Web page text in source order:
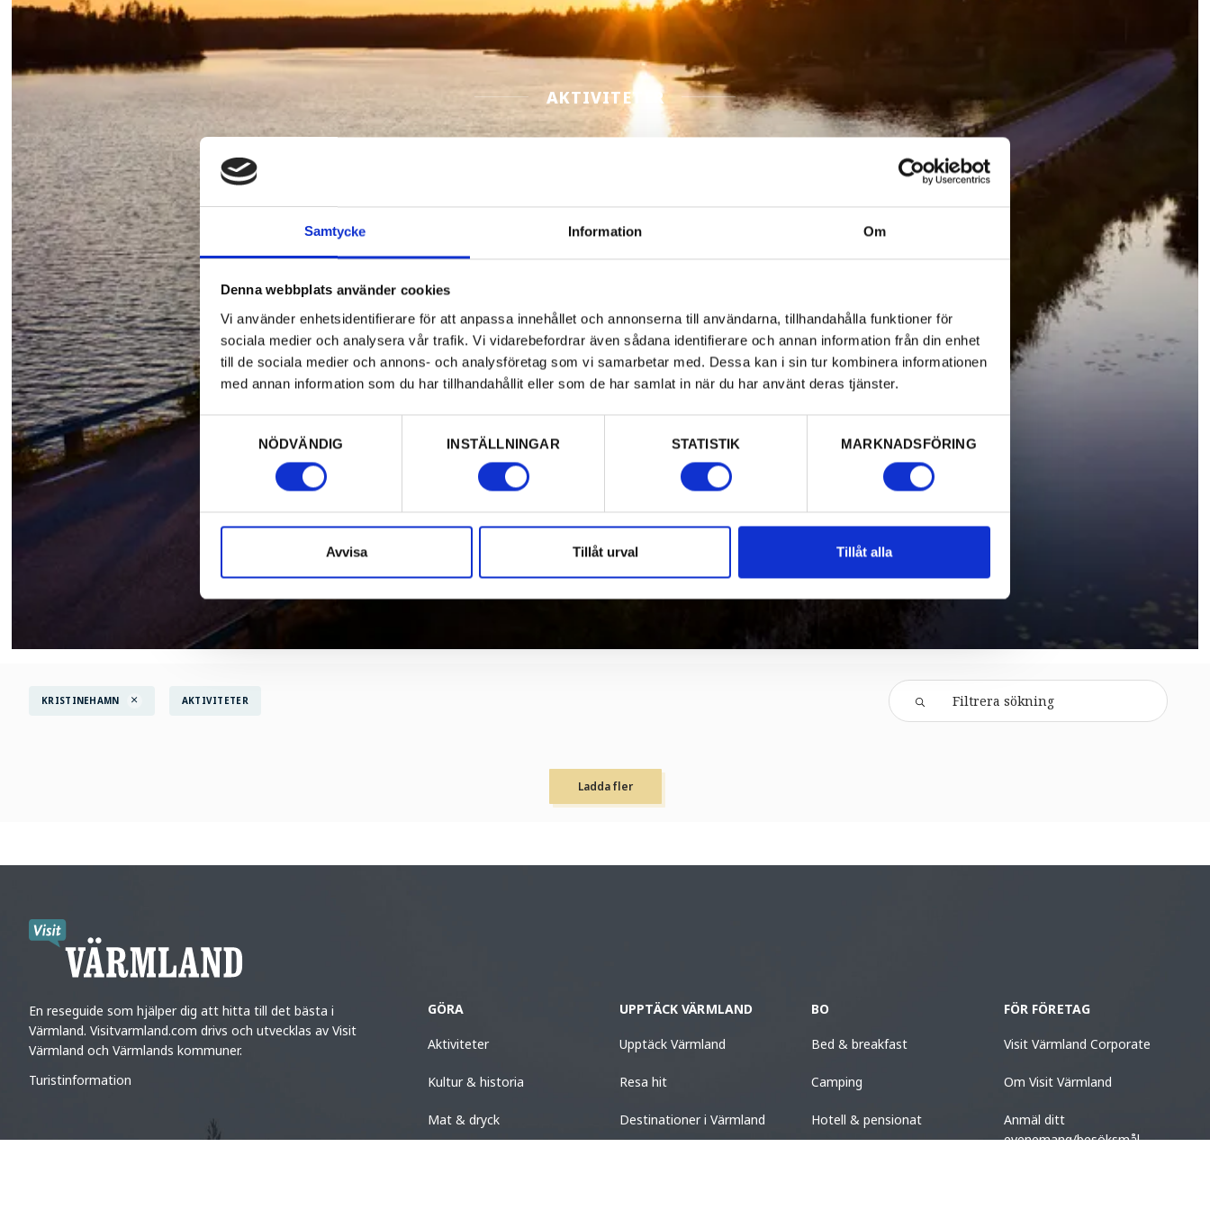
Samtycke Information Om
Denna webbplats använder cookies
Vi använder enhetsidentifierare för att anpassa innehållet och annonserna till användarna, tillhandahålla funktioner för
sociala medier och analysera vår trafik. Vi vidarebefordrar även sådana identifierare och annan information från din enhet
till de sociala medier och annons- och analysföretag som vi samarbetar med. Dessa kan i sin tur kombinera informationen
med annan information som du har tillhandahållit eller som de har samlat in när du har använt deras tjänster.
NÖDVÄNDIG
INSTÄLLNINGAR STATISTIK MARKNADSFÖRING
Avvisa Tillåt urval Tillåt alla
AKTIVITETER
KRISTINEHAMN AKTIVITETER
Ladda fler
En reseguide som hjälper dig att hitta till det bästa i
Värmland. Visitvarmland.com drivs och utvecklas av Visit
Värmland och Värmlands kommuner.
Turistinformation
GÖRA
Aktiviteter
Kultur & historia
Mat & dryck
UPPTÄCK VÄRMLAND
Upptäck Värmland
Resa hit
Destinationer i Värmland
BO
Bed & breakfast
Camping
Hotell & pensionat
FÖR FÖRETAG
Visit Värmland Corporate
Om Visit Värmland
Anmäl ditt
evenemang/besöksmål